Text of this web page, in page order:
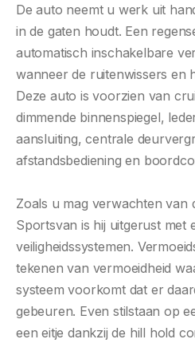
De auto neemt u werk uit
in de gaten houdt. Een
automatisch inschakelbare
wanneer de ruitenwissers en
Deze auto is voorzien van
dimmende binnenspiegel,
aansluiting, centrale
afstandsbediening en
Zoals u mag verwachten van
Sportsvan is hij uitgerust met
veiligheidssystemen.
tekenen van vermoeidheid
systeem voorkomt dat er
gebeuren. Even stilstaan op
een eitje dankzij de hill hold